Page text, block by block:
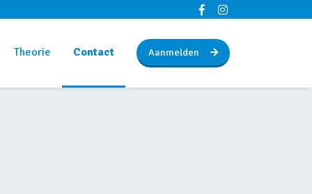
Theorie Contact Aanmelden